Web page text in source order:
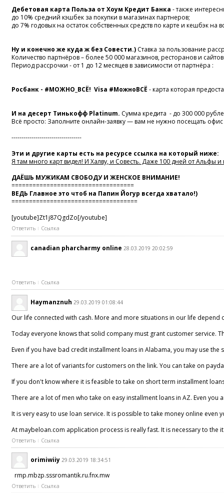
Дебетовая карта Польза от Хоум Кредит Банка - также
до 10% средний кэшбек за покупки в магазинах партнеров;
до 7% годовых на остаток собственных средств по карте и кешбэк на
Ну и конечно же куда ж без Совести.) Ставка за пользование
Количество партнёров – более 50 000 магазинов, ресторанов и
Период рассрочки - от 1 до 12 месяцев в зависимости от партнёра :
Росбанк - #МОЖНО_ВСЁ! Visa #МожноВСЁ - карта которая
И на десерт Тинькофф Platinum. Сумма кредита - до 300 000
Всё просто: Заполните онлайн-заявку — вам не нужно посещать
-----------------------------------
Эти и другие карты есть на ресурсе ссылка на который ниже:
Я там много карт видел! И Халву, и Совесть. Даже 100 дней от Альфы
ДАЁШЬ МУЖИКАМ СВОБОДУ И ЖЕНСКОЕ ВНИМАНИЕ!
===================================
ВЕДЬ Главное это чтоб на Папин Йогур всегда хватало!)
====================================
[youtube]Zt1j87QgdZo[/youtube]
Ответить Ссылка
canadian pharcharmy online 28.03.2019 20:02:59
Ответить Ссылка
Haymanznuh 29.03.2019 01:08:44
Our life connected with cash. More and more situations in our life
Today everyone knows that solid company must grant customer service.
Even if you have bad credit installment loans in Alabama, you may use
There are a lot of variants for customers on the link. You can take on
If you don't know where it is feasible to take on short term installment
There are a lot of men who take on easy installment loans in AZ. Even
It is very easy to use loan service. It is possible to take money online
At maybeloan.com application process is really fast. It is necessary to
Ответить Ссылка
orimiwiiy 29.03.2019 18:34:51
rmp.mbzp.sssromantik.ru.fnx.mw
Ответить Ссылка